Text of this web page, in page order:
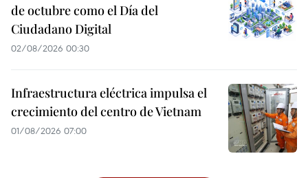
de octubre como el Día del
Ciudadano Digital
02/08/2026 00:30
Infraestructura eléctrica impulsa el
crecimiento del centro de Vietnam
01/08/2026 07:00